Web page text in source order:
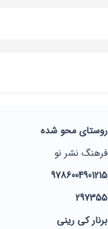
روستای محو شده
فرهنگ نشر نو
9786004901215
297355
برنار کی رینی